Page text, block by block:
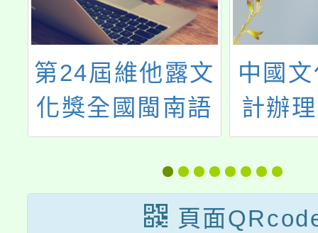
第24屆維他露文
化獎全國閩南語
答喙鼓比賽
中國
計辦
等學
進修第
分班
頁面